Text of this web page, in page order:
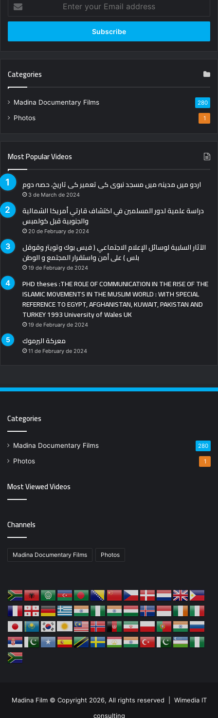
your
Email
Categories
Madina Documentary Films 280
Photos 1
Most Popular Videos
اردو میں مدینہ میں مسجد نبوی کی تعمیر کی تاریخ، حصہ دوم
3 de March de 2024
دراسة علمية لدور المسلمين في اكتشاف قارتي أمريكا الشمالية
والجنوبية قبل كولمبس
20 de February de 2024
الآثار السلبية لوسائل الإعلام الاجتماعي ( فيس بوك وتويتر وقوقل
بلس ) على أمن واستقرار المجتمع و الوطن
19 de February de 2024
PHD theses :THE ROLE OF COMMUNICATION IN THE RISE OF THE
ISLAMIC MOVEMENTS IN THE MUSLIM WORLD : WITH SPECIAL
REFERENCE TO EGYPT, AFGHANISTAN, KUWAIT, PAKISTAN AND
TURKEY 1993 University of Wales UK
19 de February de 2024
معركة اليرموك
11 de February de 2024
Categories
Madina Documentary Films 280
Photos 1
Most Viewed Videos
Channels
Madina Documentary Films Photos
Madina Film © Copyright 2026, All rights reserved | Wimedia IT
consulting